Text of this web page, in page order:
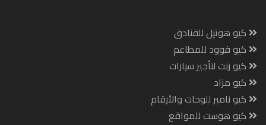
كيو هوتيل للفنادق
كيو فوود للمطاعم
كيو رنت لتأجير سيارات
كيو مزاد
كيو نامبر للوحات والأرقام
كيو هوست للمواقع